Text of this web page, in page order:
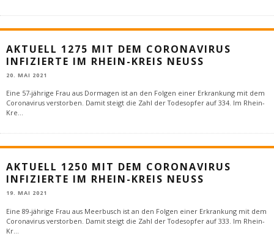
AKTUELL 1275 MIT DEM CORONAVIRUS
INFIZIERTE IM RHEIN-KREIS NEUSS
20. MAI 2021
Eine 57-jährige Frau aus Dormagen ist an den Folgen einer Erkrankung mit dem
Coronavirus verstorben. Damit steigt die Zahl der Todesopfer auf 334. Im Rhein-
Kre...
AKTUELL 1250 MIT DEM CORONAVIRUS
INFIZIERTE IM RHEIN-KREIS NEUSS
19. MAI 2021
Eine 89-jährige Frau aus Meerbusch ist an den Folgen einer Erkrankung mit dem
Coronavirus verstorben. Damit steigt die Zahl der Todesopfer auf 333. Im Rhein-
Kr